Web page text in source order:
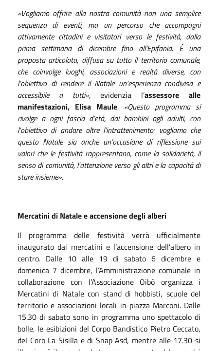
«Vogliamo offrire alla nostra comunità non una semplice
sequenza di eventi, ma un percorso che accompagni
attivamente cittadini e visitatori verso le festività, dalla
prima settimana di dicembre fino all’Epifania. È una
proposta articolata, diffusa su tutto il territorio comunale,
che coinvolge luoghi, associazioni e realtà diverse, con
l’obiettivo di rendere il Natale un’esperienza condivisa e
accessibile a tutti», evidenzia l’assessore alle
manifestazioni, Elisa Maule. «Questo programma si
rivolge a ogni fascia d’età, dai bambini agli adulti, con
l’obiettivo di andare oltre l’intrattenimento: vogliamo che
questo Natale sia anche un’occasione di riflessione sui
valori che le festività rappresentano, come la solidarietà, il
senso di comunità, l’attenzione verso gli altri e la capacità di
stare insieme».
Mercatini di Natale e accensione degli alberi
Il programma delle festività verrà ufficialmente
inaugurato dai mercatini e l’accensione dell’albero in
centro. Dalle 10 alle 19 di sabato 6 dicembre e
domenica 7 dicembre, l’Amministrazione comunale in
collaborazione con l’Associazione Oibò organizza i
Mercatini di Natale con stand di hobbisti, scuole del
territorio e associazioni locali in piazza Marconi. Dalle
15.30 di sabato sono in programma uno spettacolo di
bolle, le esibizioni del Corpo Bandistico Pietro Ceccato,
del Coro La Sisilla e di Snap Asd, mentre alle 17.30 si